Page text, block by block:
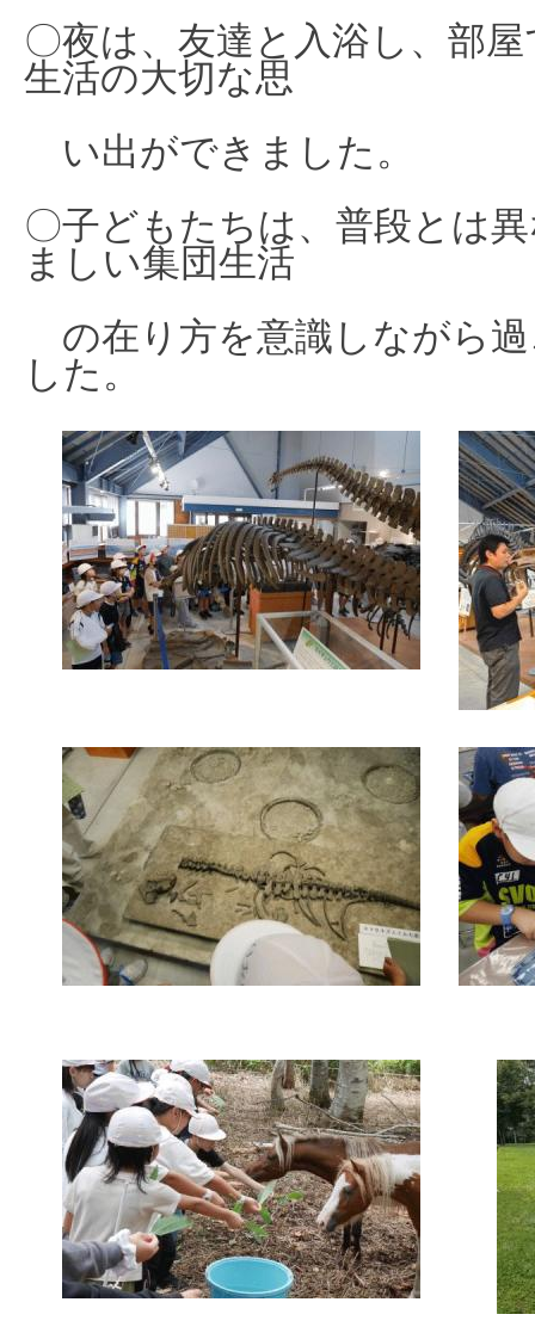
〇夜は、友達と入浴し、部
生活の大切な思
い出ができました。
〇子どもたちは、普段とは
ましい集団生活
の在り方を意識しながら
した。